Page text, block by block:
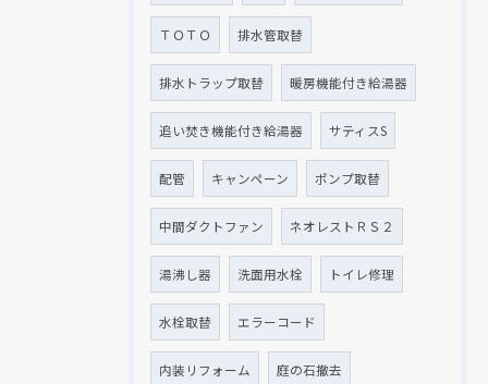
ＴＯＴＯ 排水管取替
排水トラップ取替 暖房機能付き給湯器
追い焚き機能付き給湯器 サティスS
配管 キャンペーン ポンプ取替
中間ダクトファン ネオレストＲＳ２
湯沸し器 洗面用水栓 トイレ修理
水栓取替 エラーコード
内装リフォーム 庭の石撤去